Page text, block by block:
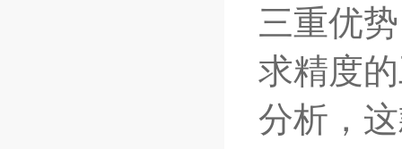
三重优
求精度
分析，